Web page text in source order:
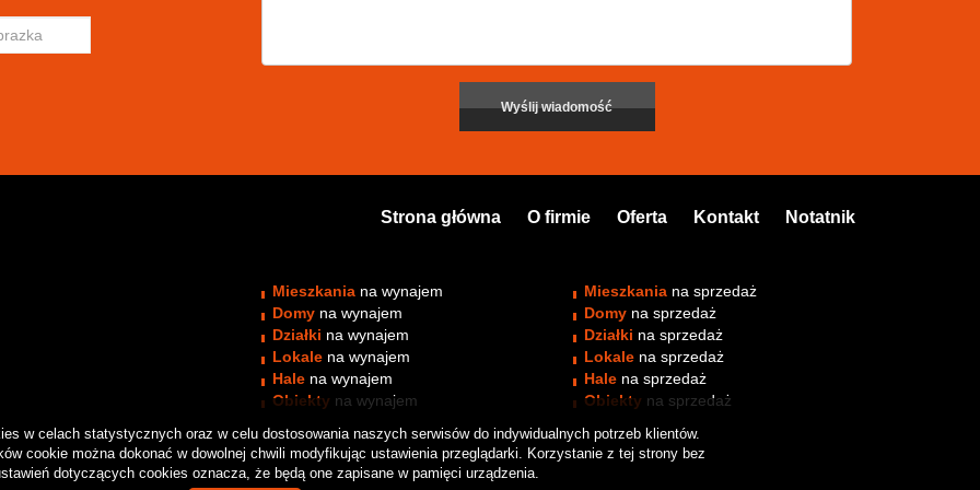
Strona główna O firmie Oferta Kontakt Notatnik
Mieszkania na wynajem
Domy na wynajem
Działki na wynajem
Lokale na wynajem
Hale na wynajem
Obiekty na wynajem
Mieszkania na sprzedaż
Domy na sprzedaż
Działki na sprzedaż
Lokale na sprzedaż
Hale na sprzedaż
Obiekty na sprzedaż
w celach statystycznych oraz w celu dostosowania naszych serwisów do indywidualnych potrzeb klientów.
cookie można dokonać w dowolnej chwili modyfikując ustawienia przeglądarki. Korzystanie z tej strony bez
dotyczących cookies oznacza, że będą one zapisane w pamięci urządzenia.